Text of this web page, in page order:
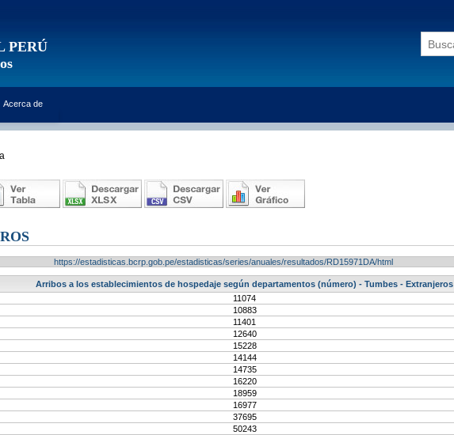
PERÚ
Acerca de
https://estadisticas.bcrp.gob.pe/estadisticas/series/anuales/resultados/RD15971DA/html
Arribos a los establecimientos de hospedaje según departamentos (número) - Tumbes - Extranjeros
11074
10883
11401
12640
15228
14144
14735
16220
18959
16977
37695
50243